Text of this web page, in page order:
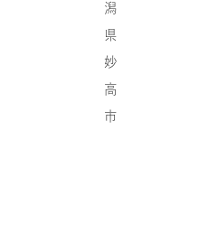
潟
県
妙
高
市